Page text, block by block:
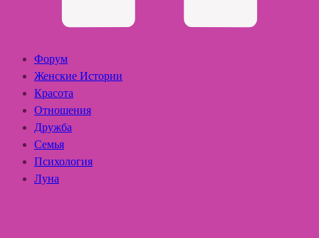
Форум
Женские Истории
Красота
Отношения
Дружба
Семья
Психология
Луна